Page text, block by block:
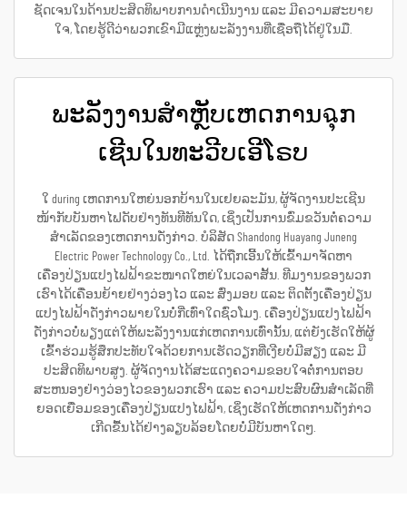
ຊັດເຈນໃນດ້ານປະສິດທິພາບການດຳເນີນງານ ແລະ ມີຄວາມສະບາຍ
ໃຈ, ໂດຍຮູ້ດີວ່າພວກເຂົາມີແຫຼ່ງພະລັງງານທີ່ເຊື່ອຖືໄດ້ຢູ່ໃນມື.
ພະລັງງານສຳຫຼັບເຫດການฉຸກ
ເຊີນໃນທະວີບເອີໂຣບ
ໃ during ເຫດການໃຫຍ່ນອກບ້ານໃນເຢຍລະມັນ, ຜູ້ຈັດງານປະເຊີນ
ໜ້າກັບບັນຫາໄຟດັບຢ່າງທັນທີທັນໃດ, ເຊິ່ງເປັນການຂົ່ມຂວັນຕໍ່ຄວາມ
ສຳເລັດຂອງເຫດການດັ່ງກ່າວ. ບໍລິສັດ Shandong Huayang Juneng
Electric Power Technology Co., Ltd. ໄດ້ຖືກເອີ້ນໃຫ້ເຂົ້າມາຈັດຫາ
ເຄື່ອງປ່ຽນແປງໄຟຟ້າຂະໜາດໃຫຍ່ໃນເວລາສັ້ນ. ທີມງານຂອງພວກ
ເຮົາໄດ້ເຄື່ອນຍ້າຍຢ່າງວ່ອງໄວ ແລະ ສົ່ງມອບ ແລະ ຕິດຕັ້ງເຄື່ອງປ່ຽນ
ແປງໄຟຟ້າດັ່ງກ່າວພາຍໃນບໍ່ກີ່ເທົ່າໃດຊົ່ວໂມງ. ເຄື່ອງປ່ຽນແປງໄຟຟ້າ
ດັ່ງກ່າວບໍ່ພຽງແຕ່ໃຫ້ພະລັງງານແກ່ເຫດການເທົ່ານັ້ນ, ແຕ່ຍັງເຮັດໃຫ້ຜູ້
ເຂົ້າຮ່ວມຮູ້ສຶກປະທັບໃຈດ້ວຍການເຮັດວຽກທີ່ເງີຍບໍ່ມີສຽງ ແລະ ມີ
ປະສິດທິພາບສູງ. ຜູ້ຈັດງານໄດ້ສະແດງຄວາມຂອບໃຈຕໍ່ການຕອບ
ສະຫນອງຢ່າງວ່ອງໄວຂອງພວກເຮົາ ແລະ ຄວາມປະສົບຜົນສຳເລັດທີ່
ຍອດເຍື່ອມຂອງເຄື່ອງປ່ຽນແປງໄຟຟ້າ, ເຊິ່ງເຮັດໃຫ້ເຫດການດັ່ງກ່າວ
ເກີດຂື້ນໄດ້ຢ່າງລຽບລ້ອຍໂດຍບໍ່ມີບັນຫາໃດໆ.